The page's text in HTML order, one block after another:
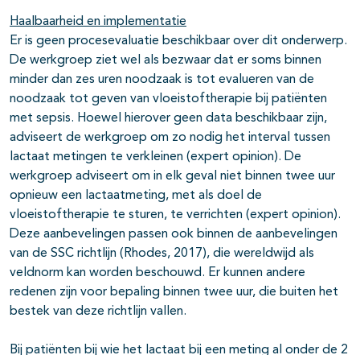
Haalbaarheid en implementatie
Er is geen procesevaluatie beschikbaar over dit onderwerp.
De werkgroep ziet wel als bezwaar dat er soms binnen
minder dan zes uren noodzaak is tot evalueren van de
noodzaak tot geven van vloeistoftherapie bij patiënten
met sepsis. Hoewel hierover geen data beschikbaar zijn,
adviseert de werkgroep om zo nodig het interval tussen
lactaat metingen te verkleinen (expert opinion). De
werkgroep adviseert om in elk geval niet binnen twee uur
opnieuw een lactaatmeting, met als doel de
vloeistoftherapie te sturen, te verrichten (expert opinion).
Deze aanbevelingen passen ook binnen de aanbevelingen
van de SSC richtlijn (Rhodes, 2017), die wereldwijd als
veldnorm kan worden beschouwd. Er kunnen andere
redenen zijn voor bepaling binnen twee uur, die buiten het
bestek van deze richtlijn vallen.
Bij patiënten bij wie het lactaat bij een meting al onder de 2